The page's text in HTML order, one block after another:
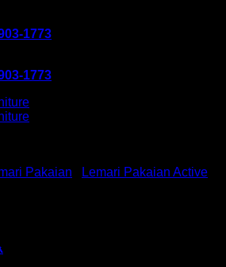
1773
1773
Pakaian Lemari Pakaian Active
Anak Activ
BLR 131